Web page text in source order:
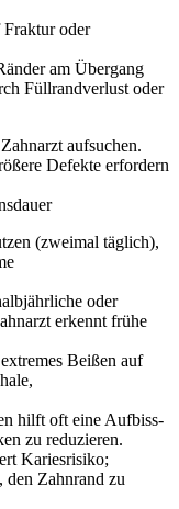
oder
am Übergang
Füllrandverlust oder
aufsuchen.
Defekte erfordern
(zweimal täglich),
oder
erkennt frühe
Beißen auf
hilft oft eine Aufbiss-
zu reduzieren.
Kariesrisiko;
den Zahnrand zu